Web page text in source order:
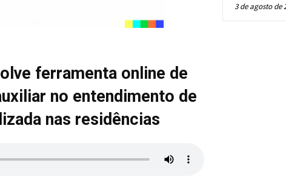
ferramenta online de
no entendimento de
nas residências
3 de agosto de